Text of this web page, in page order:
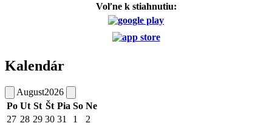
Voľne k stiahnutiu:
Kalendár
August2026
Po Ut St Št Pia So Ne
27 28 29 30 31 1
2